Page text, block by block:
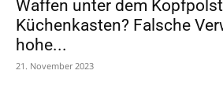
Waffen unter dem
Küchenkasten? Falsche
hohe...
21. November 2023